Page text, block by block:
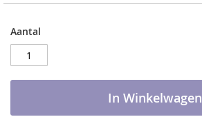
Aantal
In Winkelwagen
afbeeldingen-